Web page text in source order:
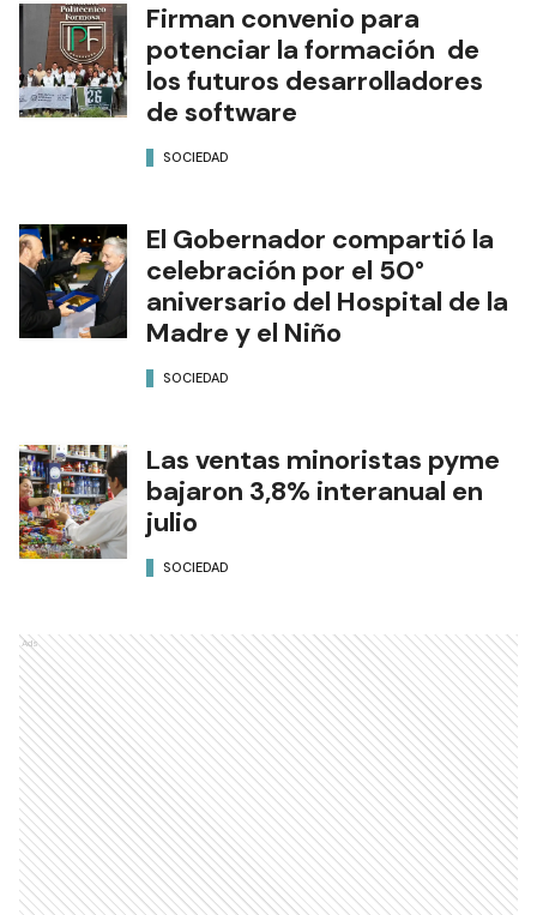
Firman convenio para
potenciar la formación de
los futuros desarrolladores
de software
SOCIEDAD
El Gobernador compartió la
celebración por el 50°
aniversario del Hospital de la
Madre y el Niño
SOCIEDAD
Las ventas minoristas pyme
bajaron 3,8% interanual en
julio
SOCIEDAD
Ads